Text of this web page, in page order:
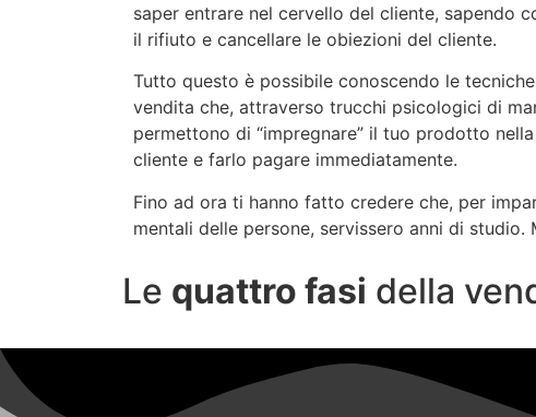
saper entrare nel cervello del cliente, sapendo
il rifiuto e cancellare le obiezioni del cliente.
Tutto questo è possibile conoscendo le
vendita che, attraverso trucchi psicologici di
permettono di “impregnare” il tuo prodotto
cliente e farlo pagare immediatamente.
Fino ad ora ti hanno fatto credere che, per
mentali delle persone, servissero anni di studio.
Le quattro fasi della